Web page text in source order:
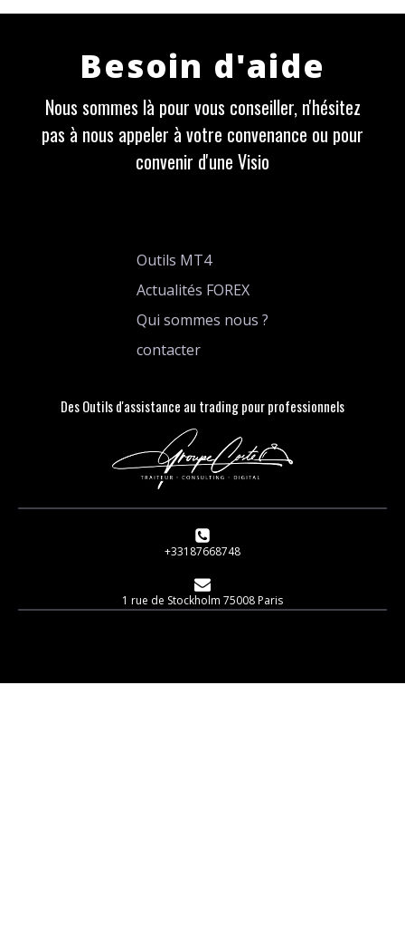
Besoin d'aide
Nous sommes là pour vous conseiller, n'hésitez
pas à nous appeler à votre convenance ou pour
convenir d'une Visio
Outils MT4
Actualités FOREX
Qui sommes nous ?
contacter
Des Outils d'assistance au trading pour professionnels
+33187668748
1 rue de Stockholm 75008 Paris